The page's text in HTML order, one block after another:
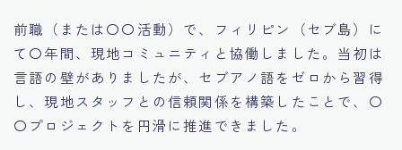
前職（または〇〇活動）で、フィリピン（セブ島）に
て〇年間、現地コミュニティと協働しました。当初は
言語の壁がありましたが、セブアノ語をゼロから習得
し、現地スタッフとの信頼関係を構築したことで、〇
〇プロジェクトを円滑に推進できました。